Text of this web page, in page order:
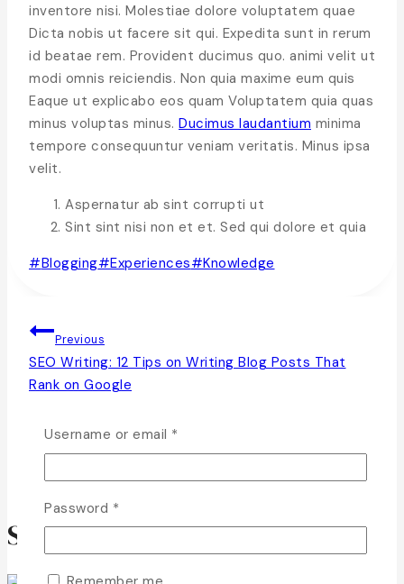
inventore nisi. Molestiae dolore voluptatem quae
Dicta nobis ut facere sit qui. Expedita sunt in rerum
id beatae rem. Provident ducimus quo. animi velit ut
modi omnis reiciendis. Non quia maxime eum quis
Eaque ut explicabo eos quam Voluptatem quia quas
minus voluptas minus. Ducimus laudantium minima
tempore consequuntur veniam veritatis. Minus ipsa
velit.
Aspernatur ab sint corrupti ut
Sint sint nisi non et et. Sed qui dolore et quia
#Blogging#Experiences#Knowledge
Previous
SEO Writing: 12 Tips on Writing Blog Posts That
Rank on Google
A Step-by-Step Guide to Creating a Blog on
Similar Posts
Username or email *
Password *